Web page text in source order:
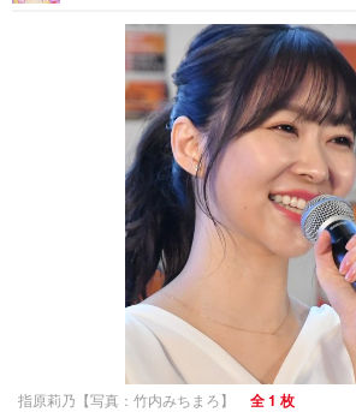
指原莉乃【写真：竹内みちまろ】 全 1 枚